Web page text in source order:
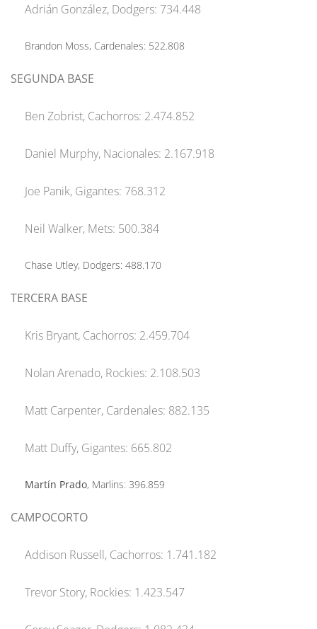
Adrián González, Dodgers: 734.448
Brandon Moss, Cardenales: 522.808
SEGUNDA BASE
Ben Zobrist, Cachorros: 2.474.852
Daniel Murphy, Nacionales: 2.167.918
Joe Panik, Gigantes: 768.312
Neil Walker, Mets: 500.384
Chase Utley, Dodgers: 488.170
TERCERA BASE
Kris Bryant, Cachorros: 2.459.704
Nolan Arenado, Rockies: 2.108.503
Matt Carpenter, Cardenales: 882.135
Matt Duffy, Gigantes: 665.802
Martín Prado, Marlins: 396.859
CAMPOCORTO
Addison Russell, Cachorros: 1.741.182
Trevor Story, Rockies: 1.423.547